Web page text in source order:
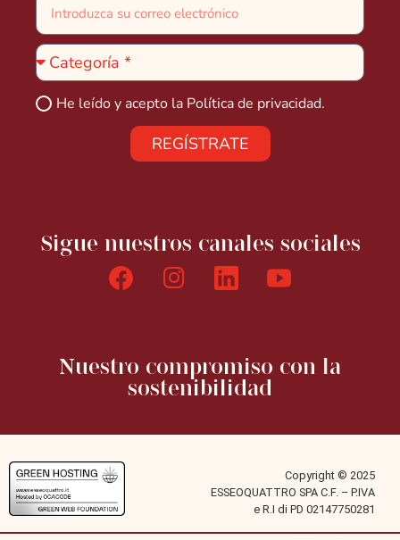
He leído y acepto la Política de privacidad.
REGÍSTRATE
Sigue nuestros canales sociales
Nuestro compromiso con la
sostenibilidad
Copyright © 2025
ESSEOQUATTRO SPA C.F. – P.IVA
e R.I di PD 02147750281